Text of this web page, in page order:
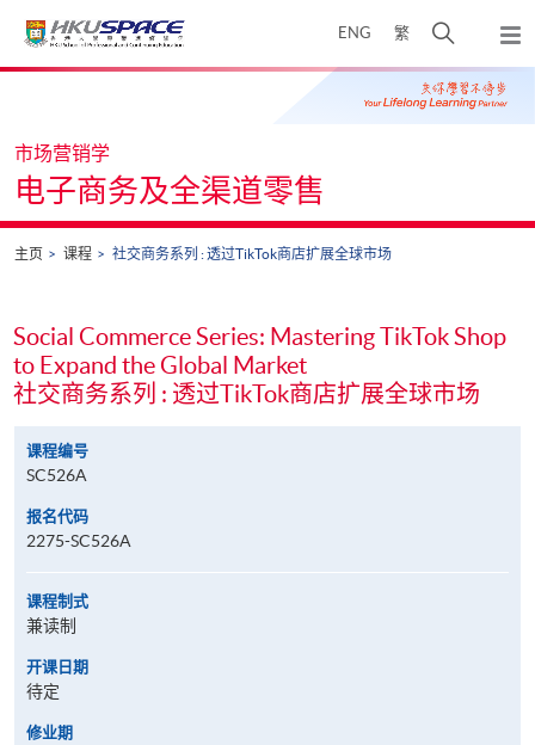
ENG 繁
开
搜
寻
弹
出
主
Main
市场营销学
电子商务及全渠道零售
主页 课程 社交商务系列 : 透过TikTok商店扩展全球市场
Social Commerce Series: Mastering TikTok Shop
to Expand the Global Market
社交商务系列 : 透过TikTok商店扩展全球市场
课程编号
SC526A
报名代码
2275-SC526A
课程制式
兼读制
开课日期
待定
修业期